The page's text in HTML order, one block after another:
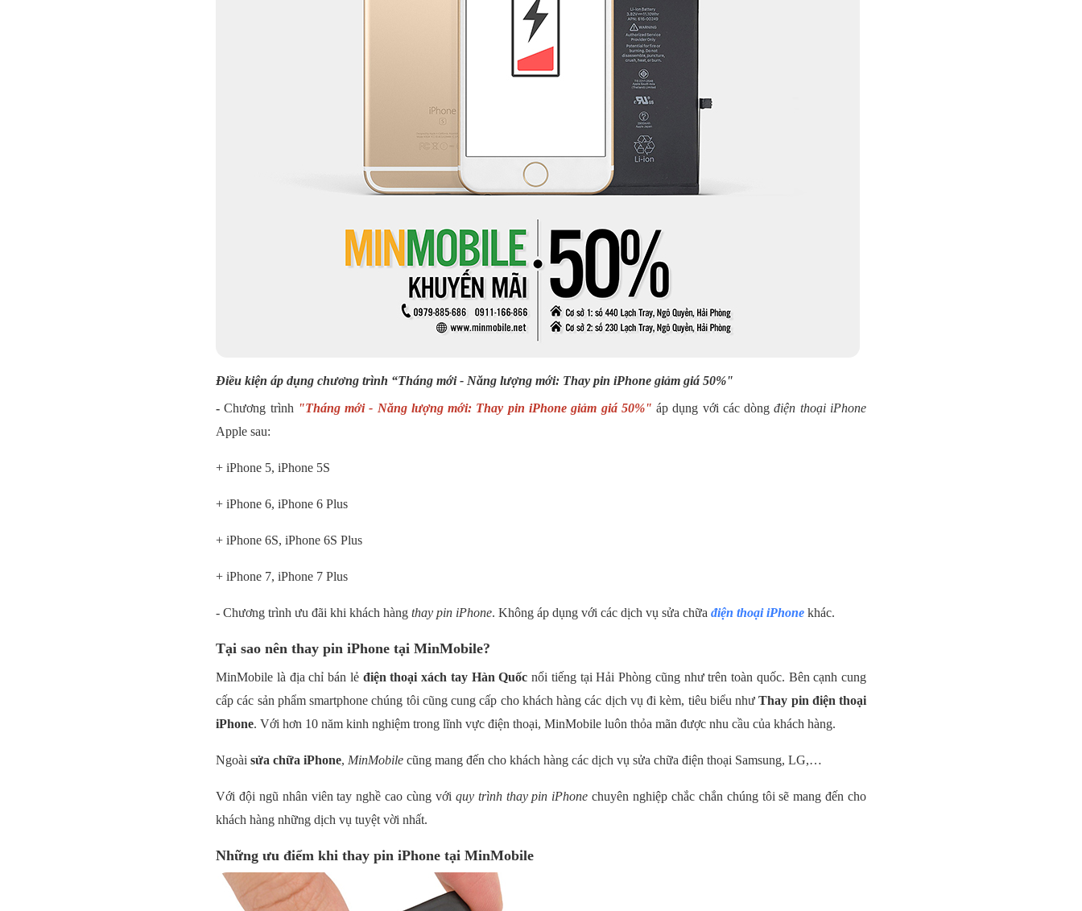
Điều kiện áp dụng chương trình “Tháng mới - Năng lượng mới: Thay pin iPhone giảm giá 50%"
-Chương trình "Tháng mới - Năng lượng mới: Thay pin iPhone giảm giá 50%" áp dụng với các dòngđiện thoại iPhone
Apple sau:
+ iPhone 5, iPhone 5S
+ iPhone 6, iPhone 6 Plus
+ iPhone 6S, iPhone 6S Plus
+ iPhone 7, iPhone 7 Plus
- Chương trình ưu đãi khi khách hàng thay pin iPhone. Không áp dụng với các dịch vụ sửa chữa điện thoại iPhone khác.
Tại sao nên thay pin iPhone tại MinMobile?
MinMobile là địa chỉ bán lẻ điện thoại xách tay Hàn Quốc nổi tiếng tại Hải Phòng cũng như trên toàn quốc. Bên cạnh cung
cấp các sản phẩm smartphone chúng tôi cũng cung cấp cho khách hàng các dịch vụ đi kèm, tiêu biểu nhưThay pin điện thoại
iPhone. Với hơn 10 năm kinh nghiệm trong lĩnh vực điện thoại, MinMobile luôn thỏa mãn được nhu cầu của khách hàng.
Ngoài sửa chữa iPhone, MinMobile cũng mang đến cho khách hàng các dịch vụ sửa chữa điện thoại Samsung, LG,…
Với đội ngũ nhân viên tay nghề cao cùng với quy trình thay pin iPhone chuyên nghiệp chắc chắn chúng tôi sẽ mang đến cho
khách hàng những dịch vụ tuyệt vời nhất.
Những ưu điểm khi thay pin iPhone tại MinMobile